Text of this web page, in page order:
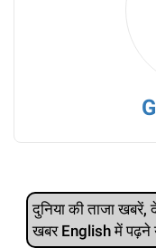
दुनिया की ताजा
खबर English में